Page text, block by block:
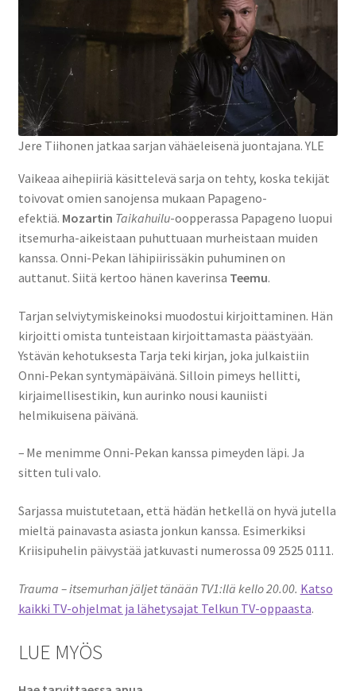
Jere Tiihonen jatkaa sarjan vähäeleisenä juontajana.YLE
Vaikeaa aihepiiriä käsittelevä sarja on tehty, koska tekijät
toivovat omien sanojensa mukaan Papageno-
efektiä. Mozartin Taikahuilu-oopperassa Papageno luopui
itsemurha-aikeistaan puhuttuaan murheistaan muiden
kanssa. Onni-Pekan lähipiirissäkin puhuminen on
auttanut. Siitä kertoo hänen kaverinsa Teemu.
Tarjan selviytymiskeinoksi muodostui kirjoittaminen. Hän
kirjoitti omista tunteistaan kirjoittamasta päästyään.
Ystävän kehotuksesta Tarja teki kirjan, joka julkaistiin
Onni-Pekan syntymäpäivänä. Silloin pimeys hellitti,
kirjaimellisestikin, kun aurinko nousi kauniisti
helmikuisena päivänä.
– Me menimme Onni-Pekan kanssa pimeyden läpi. Ja
sitten tuli valo.
Sarjassa muistutetaan, että hädän hetkellä on hyvä jutella
mieltä painavasta asiasta jonkun kanssa. Esimerkiksi
Kriisipuhelin päivystää jatkuvasti numerossa 09 2525 0111.
Trauma – itsemurhan jäljet tänään TV1:llä kello 20.00. Katso
kaikki TV-ohjelmat ja lähetysajat Telkun TV-oppaasta.
LUE MYÖS